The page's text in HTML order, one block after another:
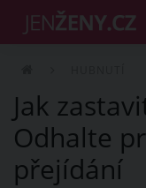
Jak
Odhalte
přejídání